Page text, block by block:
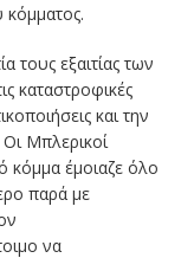
κόμματος.
τους εξαιτίας των
καταστροφικές
και την
Οι Μπλερικοί
κόμμα έμοιαζε όλο
παρά με
να